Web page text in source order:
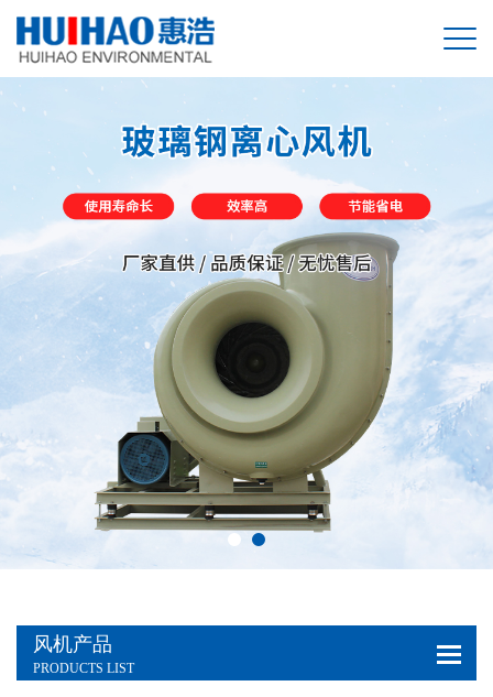
风机产品
PRODUCTS LIST